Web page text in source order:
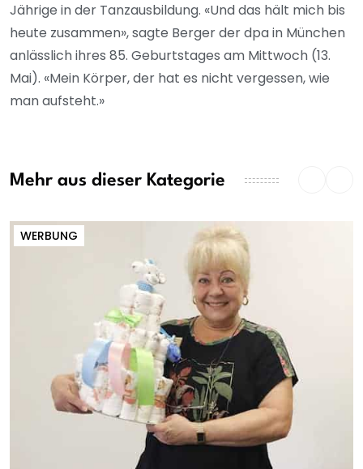
Jährige in der Tanzausbildung. «Und das hält mich bis
heute zusammen», sagte Berger der dpa in München
anlässlich ihres 85. Geburtstages am Mittwoch (13.
Mai). «Mein Körper, der hat es nicht vergessen, wie
man aufsteht.»
Mehr aus dieser Kategorie
WERBUNG